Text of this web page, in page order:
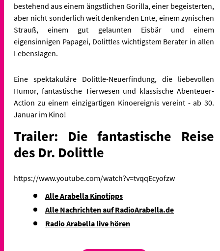
bestehend aus einem ängstlichen Gorilla, einer begeisterten,
aber nicht sonderlich weit denkenden Ente, einem zynischen
Strauß, einem gut gelaunten Eisbär und einem
eigensinnigen Papagei, Dolittles wichtigstem Berater in allen
Lebenslagen.
Eine spektakuläre Dolittle-Neuerfindung, die liebevollen
Humor, fantastische Tierwesen und klassische Abenteuer-
Action zu einem einzigartigen Kinoereignis vereint - ab 30.
Januar im Kino!
Trailer: Die fantastische Reise
des Dr. Dolittle
https://www.youtube.com/watch?v=tvqqEcyofzw
Alle Arabella Kinotipps
Alle Nachrichten auf RadioArabella.de
Radio Arabella live hören